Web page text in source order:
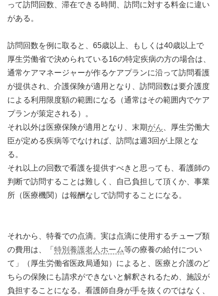
って訪問回数、滞在できる時間、訪問に対する料金に違い
がある。
訪問回数を例に取ると、65歳以上、もしくは40歳以上で
厚生労働省で決められている16の特定疾病の方の場合は、
通常ケアマネージャーが作るケアプランに沿って訪問看護
が提供され、介護保険が適用となり、訪問回数は要介護度
による利用限度額の範囲になる（通常はその範囲内でケア
プランが策定される）。
それ以外は医療保険が適用となり、末期がん 、厚生労働大
臣が定める疾病等でなければ、訪問は週3回が上限とな
る。
それ以上の回数で看護を提供すべきと思っても、看護師の
判断で訪問することは難しく、自己負担して頂くか、事業
所（医療機関）は報酬なしで訪問することになる。
それから、特養での点滴。実は点滴に使用するチューブ類
の費用は、「 特別養護老人ホーム等の療養の給付につい
て」（厚生労働省医政局通知）によると、医療と介護のど
ちらの保険にも請求ができないと解釈されるため、施設が
負担することになる。看護師自身が手を抜くのではなく、